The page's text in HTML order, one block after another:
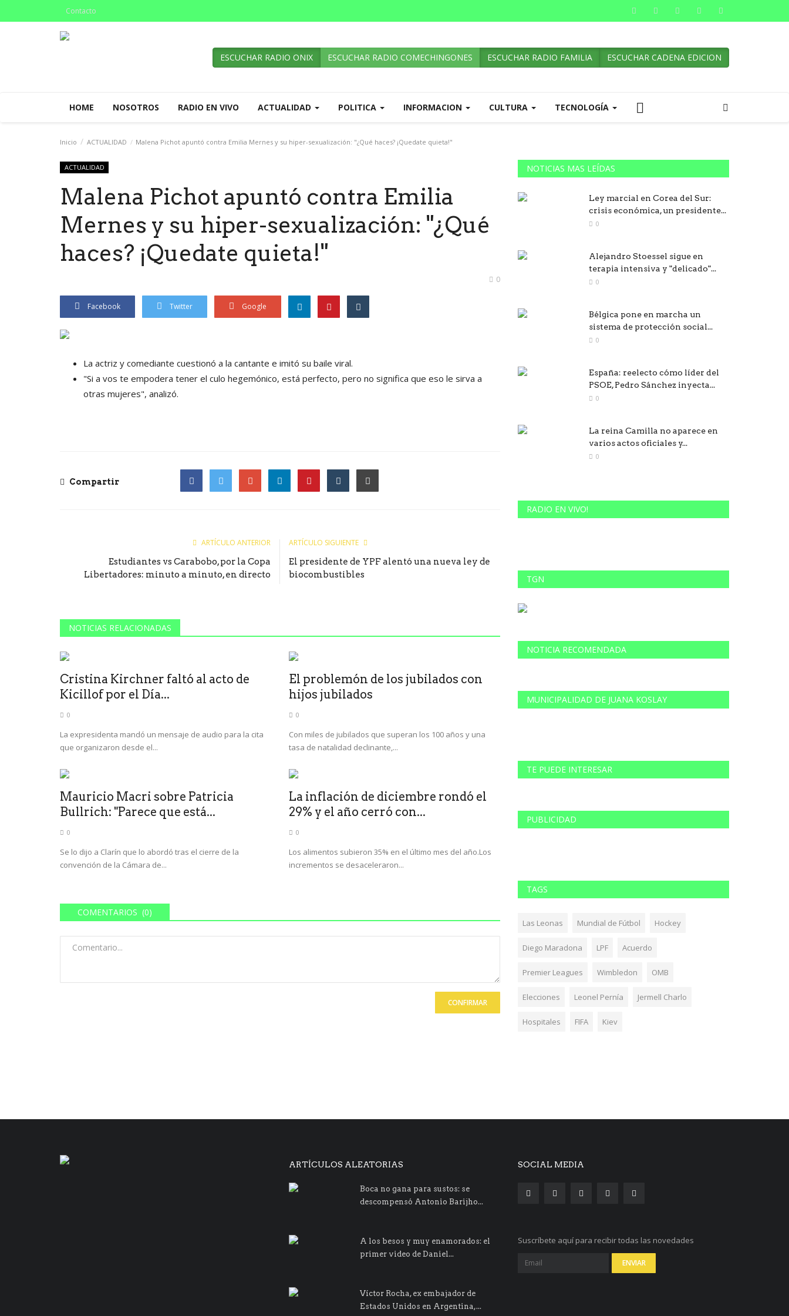
Contacto
ESCUCHAR RADIO ONIX ESCUCHAR RADIO COMECHINGONES ESCUCHAR RADIO FAMILIA ESCUCHAR CADENA EDICION
HOME NOSOTROS RADIO EN VIVO ACTUALIDAD POLITICA INFORMACION CULTURA TECNOLOGÍA
Inicio ACTUALIDAD Malena Pichot apuntó contra Emilia Mernes y su hiper-sexualización: "¿Qué haces? ¡Quedate quieta!"
ACTUALIDAD
Malena Pichot apuntó contra Emilia
Mernes y su hiper-sexualización: "¿Qué
haces? ¡Quedate quieta!"
0
Facebook Twitter Google
La actriz y comediante cuestionó a la cantante e imitó su baile viral.
"Si a vos te empodera tener el culo hegemónico, está perfecto, pero no significa que eso le sirva a
otras mujeres", analizó.
Compartir
ARTÍCULO ANTERIOR
Estudiantes vs Carabobo, por la Copa
Libertadores: minuto a minuto, en directo
ARTÍCULO SIGUIENTE
El presidente de YPF alentó una nueva ley de
biocombustibles
NOTICIAS RELACIONADAS
Cristina Kirchner faltó al acto de
Kicillof por el Día...
0
La expresidenta mandó un mensaje de audio para la cita
que organizaron desde el...
El problemón de los jubilados con
hijos jubilados
0
Con miles de jubilados que superan los 100 años y una
tasa de natalidad declinante,...
Mauricio Macri sobre Patricia
Bullrich: "Parece que está...
0
Se lo dijo a Clarín que lo abordó tras el cierre de la
convención de la Cámara de...
La inflación de diciembre rondó el
29% y el año cerró con...
0
Los alimentos subieron 35% en el último mes del año.Los
incrementos se desaceleraron...
COMENTARIOS (0)
CONFIRMAR
NOTICIAS MAS LEÍDAS
Ley marcial en Corea del Sur:
crisis económica, un presidente...
0
Alejandro Stoessel sigue en
terapia intensiva y "delicado"...
0
Bélgica pone en marcha un
sistema de protección social...
0
España: reelecto cómo líder del
PSOE, Pedro Sánchez inyecta...
0
La reina Camilla no aparece en
varios actos oficiales y...
0
RADIO EN VIVO!
TGN
NOTICIA RECOMENDADA
MUNICIPALIDAD DE JUANA KOSLAY
TE PUEDE INTERESAR
PUBLICIDAD
TAGS
Las Leonas Mundial de Fútbol Hockey
Diego Maradona LPF Acuerdo
Premier Leagues Wimbledon OMB
Elecciones Leonel Pernía Jermell Charlo
Hospitales FIFA Kiev
ARTÍCULOS ALEATORIAS
Boca no gana para sustos: se
descompensó Antonio Barijho...
A los besos y muy enamorados: el
primer video de Daniel...
Víctor Rocha, ex embajador de
Estados Unidos en Argentina,...
SOCIAL MEDIA
Suscríbete aquí para recibir todas las novedades